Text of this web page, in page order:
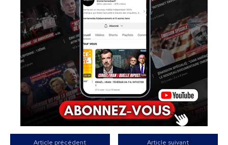
Article précédent Article suivant